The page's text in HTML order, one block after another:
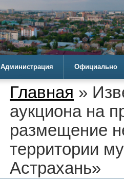
Администрация Официально
Главная »
аукциона на
размещение
территории
Астрахань»